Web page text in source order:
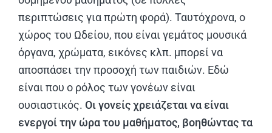
περιπτώσεις για πρώτη φορά). Ταυτόχρονα, ο
χώρος του Ωδείου, που είναι γεμάτος μουσικά
όργανα, χρώματα, εικόνες κλπ. μπορεί να
αποσπάσει την προσοχή των παιδιών. Εδώ
είναι που ο ρόλος των γονέων είναι
ουσιαστικός. Οι γονείς χρειάζεται να είναι
ενεργοί την ώρα του μαθήματος, βοηθώντας τα